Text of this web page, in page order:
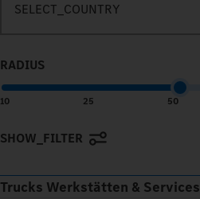
SELECT_COUNTRY
RADIUS
10 25 50
SHOW_FILTER
Trucks Werkstätten & Services